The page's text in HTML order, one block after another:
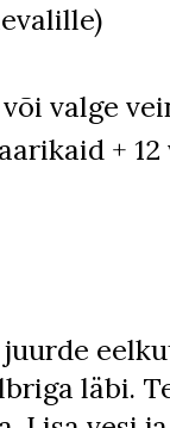
valge
+
läbi.